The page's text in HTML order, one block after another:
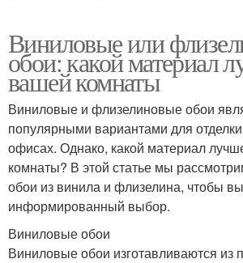
Виниловые или
обои: какой материал
вашей комнаты
Виниловые и флизелиновые обои
популярными вариантами для
офисах. Однако, какой материал
комнаты? В этой статье мы
обои из винила и флизелина, чтобы
информированный выбор.
Виниловые обои
Виниловые обои изготавливаются из